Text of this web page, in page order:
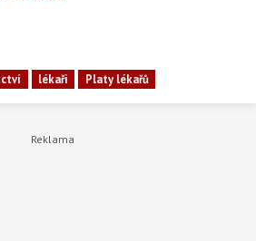
lékaři Platy lékařů